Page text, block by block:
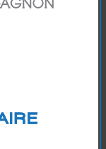
le gel
pendant
environ 2